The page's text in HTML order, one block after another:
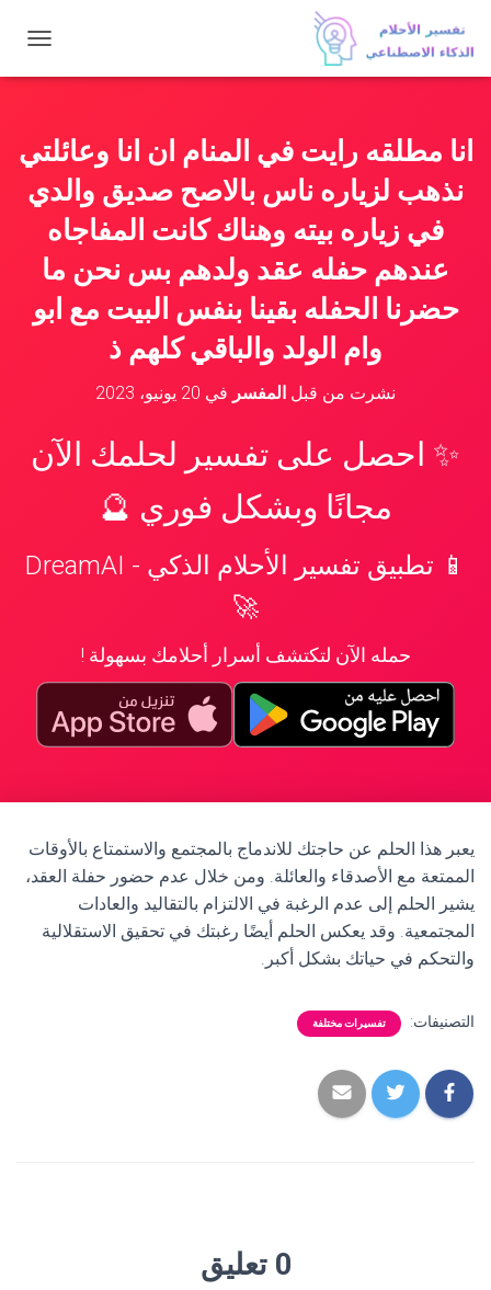
ب
ا
ت
انا مطلقه رايت في المنام ان انا وعائلتي
نذهب لزياره ناس بالاصح صديق والدي
في زياره بيته وهناك كانت المفاجاه
عندهم حفله عقد ولدهم بس نحن ما
حضرنا الحفله بقينا بنفس البيت مع ابو
وام الولد والباقي كلهم ذ
نشرت من قبل المفسر في 20 يونيو، 2023
✨ احصل على تفسير لحلمك الآن
مجانًا وبشكل فوري 🔮
📱 تطبيق تفسير الأحلام الذكي - DreamAI
🚀
حمله الآن لتكتشف أسرار أحلامك بسهولة !
يعبر هذا الحلم عن حاجتك للاندماج بالمجتمع والاستمتاع بالأوقات
الممتعة مع الأصدقاء والعائلة. ومن خلال عدم حضور حفلة العقد،
يشير الحلم إلى عدم الرغبة في الالتزام بالتقاليد والعادات
المجتمعية. وقد يعكس الحلم أيضًا رغبتك في تحقيق الاستقلالية
والتحكم في حياتك بشكل أكبر.
التصنيفات: تفسيرات مختلفة
0 تعليق